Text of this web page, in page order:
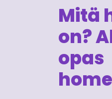
Mitä
on?
opas